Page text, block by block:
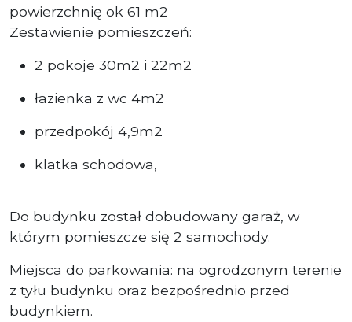
powierzchnię ok 61 m2
Zestawienie pomieszczeń:
2 pokoje 30m2 i 22m2
łazienka z wc 4m2
przedpokój 4,9m2
klatka schodowa,
Do budynku został dobudowany garaż, w
którym pomieszcze się 2 samochody.
Miejsca do parkowania: na ogrodzonym terenie
z tyłu budynku oraz bezpośrednio przed
budynkiem.